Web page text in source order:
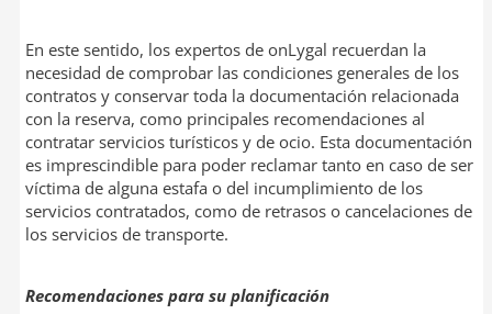
En este sentido, los expertos de onLygal recuerdan la
necesidad de comprobar las condiciones generales de los
contratos y conservar toda la documentación relacionada
con la reserva, como principales recomendaciones al
contratar servicios turísticos y de ocio. Esta documentación
es imprescindible para poder reclamar tanto en caso de ser
víctima de alguna estafa o del incumplimiento de los
servicios contratados, como de retrasos o cancelaciones de
los servicios de transporte.
Recomendaciones para su planificación